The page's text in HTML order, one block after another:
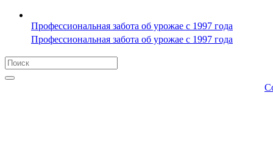
Профессиональная забота об урожае с 1997 года
Профессиональная забота об урожае с 1997 года